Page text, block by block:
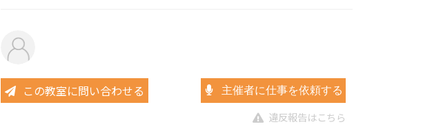
この教室に問い合わせる 主催者に仕事を依頼する
違反報告はこちら